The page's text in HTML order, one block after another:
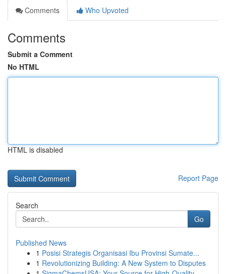
Comments
Who Upvoted
Comments
Submit a Comment
No HTML
HTML is disabled
Report Page
Search
Go
Published News
1 Posisi Strategis Organisasi Ibu Provinsi Sumate...
1 Revolutionizing Building: A New System to Disputes